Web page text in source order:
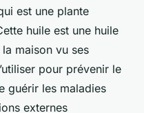
est une plante
huile est une huile
maison vu ses
pour prévenir le
guérir les maladies
externes